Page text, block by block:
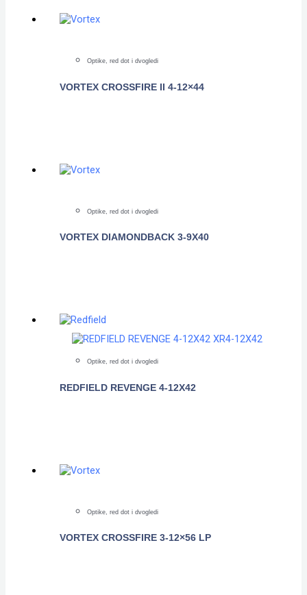
Optike, red dot i dvogledi
VORTEX CROSSFIRE II 4-12×44
Optike, red dot i dvogledi
VORTEX DIAMONDBACK 3-9X40
Optike, red dot i dvogledi
REDFIELD REVENGE 4-12X42
Optike, red dot i dvogledi
VORTEX CROSSFIRE 3-12×56 LP